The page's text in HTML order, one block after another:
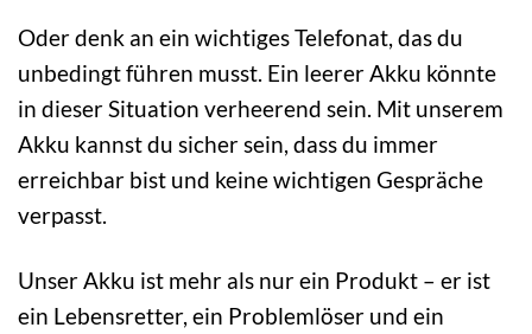
Oder denk an ein wichtiges Telefonat, das du
unbedingt führen musst. Ein leerer Akku könnte
in dieser Situation verheerend sein. Mit unserem
Akku kannst du sicher sein, dass du immer
erreichbar bist und keine wichtigen Gespräche
verpasst.
Unser Akku ist mehr als nur ein Produkt – er ist
ein Lebensretter, ein Problemlöser und ein